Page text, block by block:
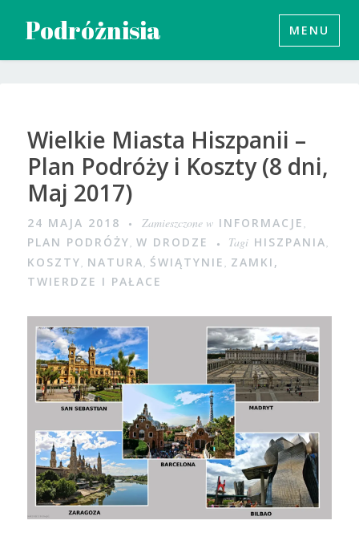
treści
Podróżnisia MENU
Wielkie Miasta Hiszpanii –
Plan Podróży i Koszty (8 dni,
Maj 2017)
24 MAJA 2018 Zamieszczone w INFORMACJE
PLAN PODRÓŻY,W DRODZE Tagi HISZPANIA,
KOSZTY NATURA ŚWIĄTYNIE
ZAMKI,
TWIERDZE I PAŁACE